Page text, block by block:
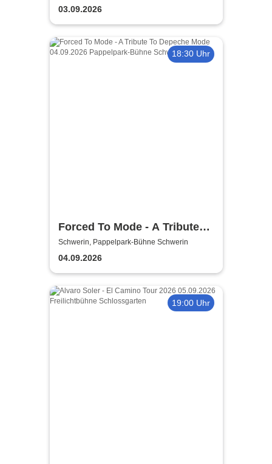
03.09.2026
18:30 Uhr
Forced To Mode - A Tribute
To Depeche Mode
Schwerin, Pappelpark-Bühne Schwerin
04.09.2026
19:00 Uhr